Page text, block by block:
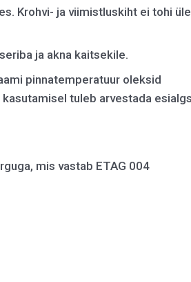
Krohvi- ja viimistluskiht ei tohi
ja akna kaitsekile.
pinnatemperatuur oleksid
tuleb arvestada
mis vastab ETAG 004